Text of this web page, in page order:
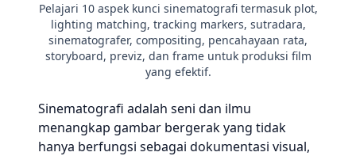
Pelajari 10 aspek kunci sinematografi termasuk plot,
lighting matching, tracking markers, sutradara,
sinematografer, compositing, pencahayaan rata,
storyboard, previz, dan frame untuk produksi film
yang efektif.
Sinematografi adalah seni dan ilmu
menangkap gambar bergerak yang tidak
hanya berfungsi sebagai dokumentasi visual,